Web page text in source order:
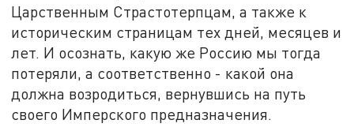
Царственным Страстотерпцам, а также к
историческим страницам тех дней, месяцев и
лет. И осознать, какую же Россию мы тогда
потеряли, а соответственно - какой она
должна возродиться, вернувшись на путь
своего Имперского предназначения.